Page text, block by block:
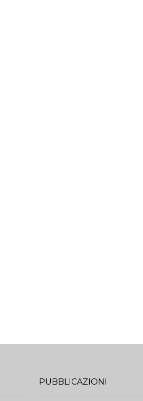
PUBBLICAZIONI